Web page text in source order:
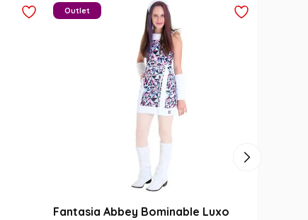
Fantasia Abbey Bominable Luxo
Outlet